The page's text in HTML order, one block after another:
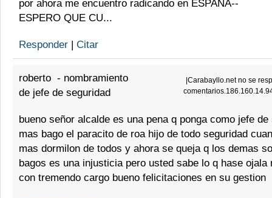
por ahora me encuentro radicando en ESPAÑA--
ESPERO QUE CU...
Responder | Citar
roberto - nombramiento
de jefe de seguridad
Carabayllo.net no se
bueno señor alcalde es una pena q ponga como jefe de
mas bago el paracito de roa hijo de todo seguridad
mas dormilon de todos y ahora se queja q los demas
bagos es una injusticia pero usted sabe lo q hase ojala
con tremendo cargo bueno felicitaciones en su gestion